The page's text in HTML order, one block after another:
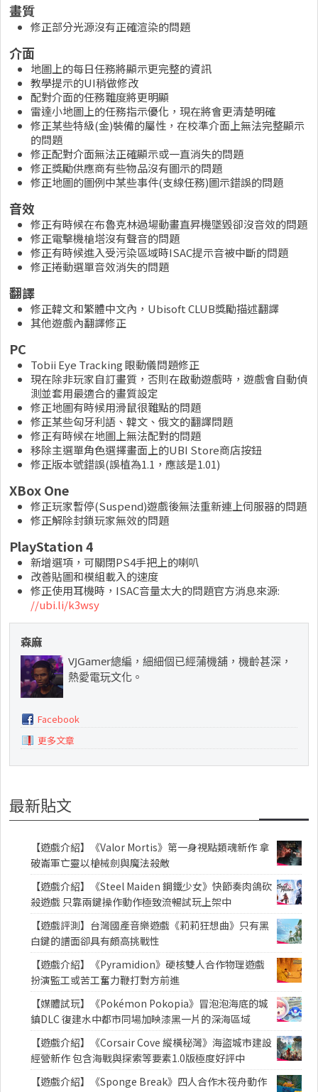
畫質
修正部分光源沒有正確渲染的問題
介面
地圖上的每日任務將顯示更完整的資訊
教學提示的UI稍做修改
配對介面的任務難度將更明顯
雷達小地圖上的任務指示優化，現在將會更清楚明確
修正某些特級(金)裝備的屬性，在校準介面上無法完整顯示
的問題
修正配對介面無法正確顯示或一直消失的問題
修正獎勵供應商有些物品沒有圖示的問題
修正地圖的圖例中某些事件(支線任務)圖示錯誤的問題
音效
修正有時候在布魯克林過場動畫直昇機墜毀卻沒音效的問題
修正電擊機槍塔沒有聲音的問題
修正有時候進入受污染區域時ISAC提示音被中斷的問題
修正捲動選單音效消失的問題
翻譯
修正韓文和繁體中文內，Ubisoft CLUB獎勵描述翻譯
其他遊戲內翻譯修正
PC
Tobii Eye Tracking 眼動儀問題修正
現在除非玩家自訂畫質，否則在啟動遊戲時，遊戲會自動偵
測並套用最適合的畫質設定
修正地圖有時候用滑鼠很難點的問題
修正某些匈牙利語、韓文、俄文的翻譯問題
修正有時候在地圖上無法配對的問題
移除主選單角色選擇畫面上的UBI Store商店按鈕
修正版本號錯誤(誤植為1.1，應該是1.01)
XBox One
修正玩家暫停(Suspend)遊戲後無法重新連上伺服器的問題
修正解除封鎖玩家無效的問題
PlayStation 4
新增選項，可關閉PS4手把上的喇叭
改善貼圖和模組載入的速度
修正使用耳機時，ISAC音量太大的問題官方消息來源:
//ubi.li/k3wsy
森麻
VJGamer總編，細細個已經蒲機舖，機齡甚深，
熱愛電玩文化。
Facebook
更多文章
最新貼文
【遊戲介紹】《Valor Mortis》第一身視點類魂新作 拿
破崙軍亡靈以槍械劍與魔法殺敵
【遊戲介紹】《Steel Maiden 鋼鐵少女》快節奏肉鴿砍
殺遊戲 只靠兩鍵操作動作極致流暢試玩上架中
【遊戲評測】台灣國產音樂遊戲《莉莉狂想曲》只有黑
白鍵的譜面卻具有頗高挑戰性
【遊戲介紹】《Pyramidion》硬核雙人合作物理遊戲
扮演監工或苦工奮力鞭打對方前進
【媒體試玩】《Pokémon Pokopia》冒泡泡海底的城
鎮DLC 復建水中都市同場加映漆黑一片的深海區域
【遊戲介紹】《Corsair Cove 縱橫秘灣》海盜城市建設
經營新作 包含海戰與探索等要素1.0版極度好評中
【遊戲介紹】《Sponge Break》四人合作木筏舟動作